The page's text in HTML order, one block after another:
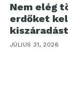
Nem elég
erdőket
JÚLIUS 31, 2026